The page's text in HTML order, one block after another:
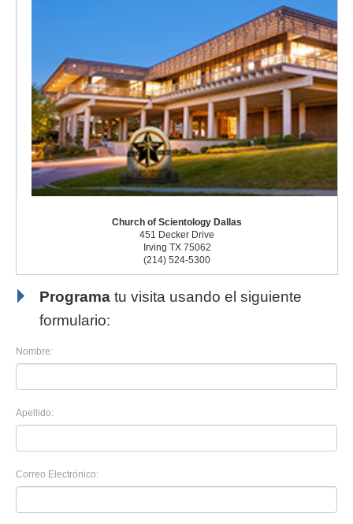
Church of Scientology Dallas
451 Decker Drive
Irving TX 75062
(214) 524-5300
Programa tu visita usando el siguiente
formulario:
Nombre:
Apellido:
Correo Electrónico: